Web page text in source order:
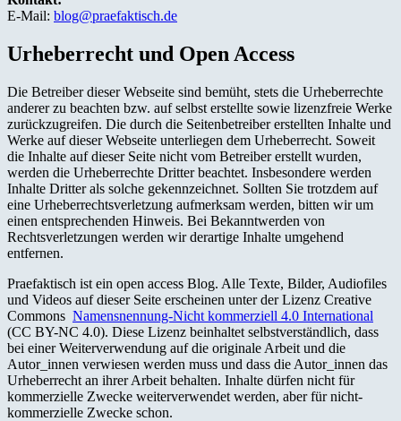
E-Mail: blog@praefaktisch.de
Urheberrecht und Open Access
Die Betreiber dieser Webseite sind bemüht, stets die Urheberrechte
anderer zu beachten bzw. auf selbst erstellte sowie lizenzfreie Werke
zurückzugreifen. Die durch die Seitenbetreiber erstellten Inhalte und
Werke auf dieser Webseite unterliegen dem Urheberrecht. Soweit
die Inhalte auf dieser Seite nicht vom Betreiber erstellt wurden,
werden die Urheberrechte Dritter beachtet. Insbesondere werden
Inhalte Dritter als solche gekennzeichnet. Sollten Sie trotzdem auf
eine Urheberrechtsverletzung aufmerksam werden, bitten wir um
einen entsprechenden Hinweis. Bei Bekanntwerden von
Rechtsverletzungen werden wir derartige Inhalte umgehend
entfernen.
Praefaktisch ist ein open access Blog. Alle Texte, Bilder, Audiofiles
und Videos auf dieser Seite erscheinen unter der Lizenz Creative
Commons Namensnennung-Nicht kommerziell 4.0 International
(CC BY-NC 4.0). Diese Lizenz beinhaltet selbstverständlich, dass
bei einer Weiterverwendung auf die originale Arbeit und die
Autor_innen verwiesen werden muss und dass die Autor_innen das
Urheberrecht an ihrer Arbeit behalten. Inhalte dürfen nicht für
kommerzielle Zwecke weiterverwendet werden, aber für nicht-
kommerzielle Zwecke schon.